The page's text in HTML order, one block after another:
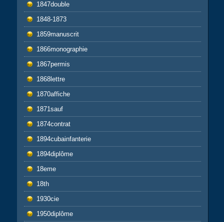
1847double
1848-1873
1859manuscrit
1866monographie
1867permis
1868lettre
1870affiche
1871sauf
1874contrat
1894cubainfanterie
1894diplôme
18eme
18th
1930cie
1950diplôme